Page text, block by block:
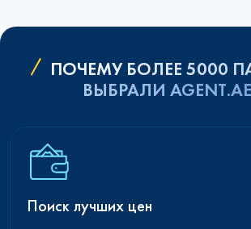
ПОЧЕМУ БОЛЕЕ 5000
ВЫБРАЛИ
Поиск лучших цен